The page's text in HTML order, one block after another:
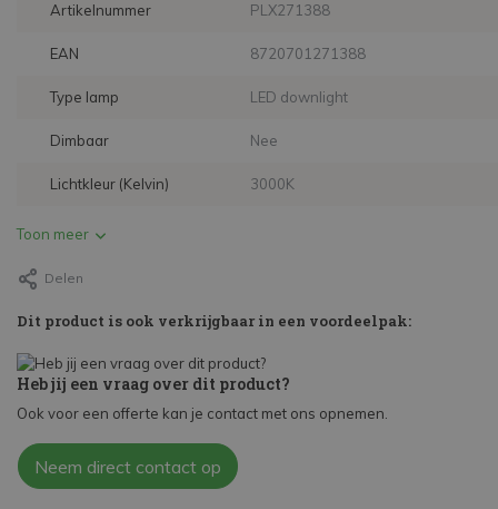
Artikelnummer PLX271388
EAN 8720701271388
Type lamp LED downlight
Dimbaar Nee
Lichtkleur (Kelvin) 3000K
Toon meer
Delen
Dit product is ook verkrijgbaar in een voordeelpak:
Heb jij een vraag over dit product?
Ook voor een offerte kan je contact met ons opnemen.
Neem direct contact op